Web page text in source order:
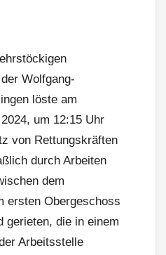
Wolfgang-
löste am
um 12:15 Uhr
von Rettungskräften
durch Arbeiten
dem
ersten Obergeschoss
gerieten, die in einem
Arbeitsstelle